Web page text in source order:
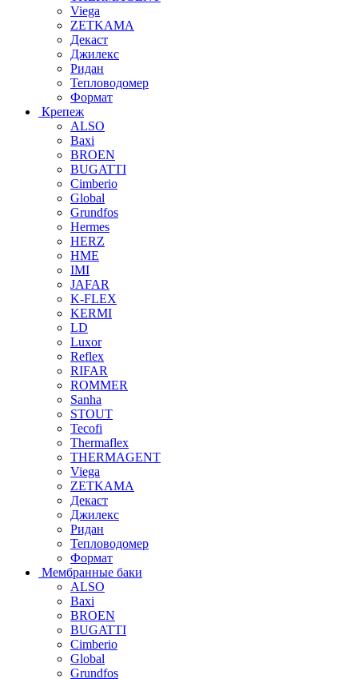
Viega
ZETKAMA
Декаст
Джилекс
Ридан
Тепловодомер
Формат
Крепеж
ALSO
Baxi
BROEN
BUGATTI
Cimberio
Global
Grundfos
Hermes
HERZ
HME
IMI
JAFAR
K-FLEX
KERMI
LD
Luxor
Reflex
RIFAR
ROMMER
Sanha
STOUT
Tecofi
Thermaflex
THERMAGENT
Viega
ZETKAMA
Декаст
Джилекс
Ридан
Тепловодомер
Формат
Мембранные баки
ALSO
Baxi
BROEN
BUGATTI
Cimberio
Global
Grundfos